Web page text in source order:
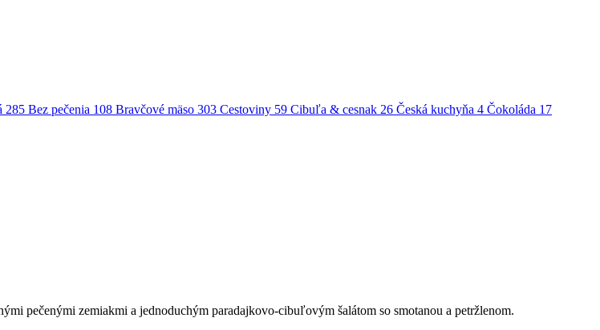
285 Bez pečenia 108 Bravčové mäso 303 Cestoviny 59 Cibuľa & cesnak 26 Česká kuchyňa 4 Čokoláda 17
pečenými zemiakmi a jednoduchým paradajkovo-cibuľovým šalátom so smotanou a petržlenom.